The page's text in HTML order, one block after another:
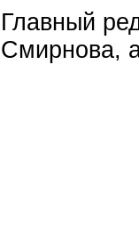
Главный
Смирнова,